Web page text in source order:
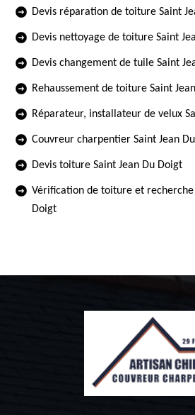
Devis réparation de toiture Saint
Devis nettoyage de toiture Saint
Devis changement de tuile Saint
Rehaussement de toiture Saint
Réparateur, installateur de velux
Couvreur charpentier Saint Jean
Devis toiture Saint Jean Du Doigt
Vérification de toiture et recherche
Doigt